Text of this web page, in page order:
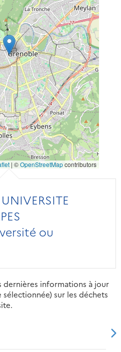
| ©OpenStreetMapcontributors
UNIVERSITE
ou
dernières informations à jour
sélectionnée) sur les déchets